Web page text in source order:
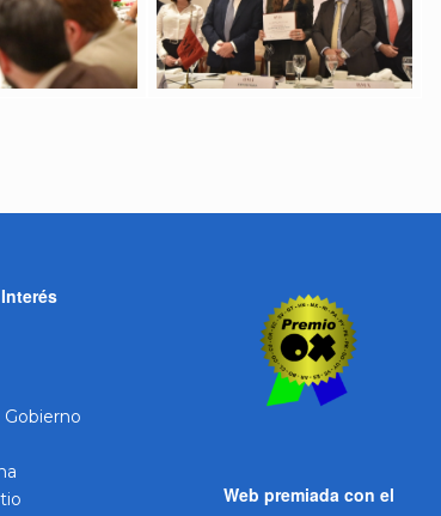
Web premiada con el